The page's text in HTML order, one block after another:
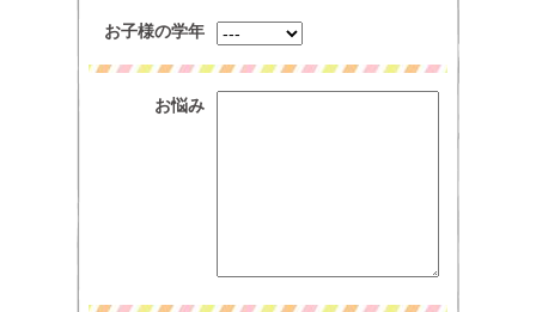
お子様の学年
お悩み